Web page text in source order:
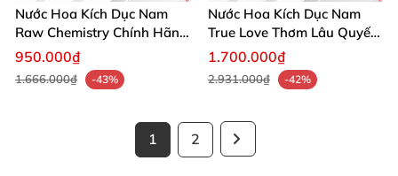
Nước Hoa Kích Dục Nam
Raw Chemistry Chính Hãng
Mỹ Tăng Ham Muốn
950.000₫
1.666.000₫ -43%
Nước Hoa Kích Dục Nam
True Love Thơm Lâu Quyến
Rũ Hấp Dẫn Mạnh
1.700.000₫
2.931.000₫ -42%
1 2